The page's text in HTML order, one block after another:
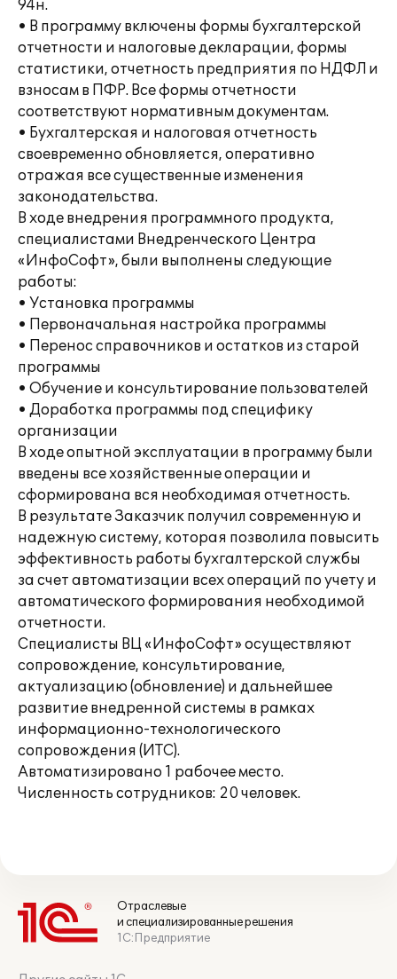
94н.
• В программу включены формы бухгалтерской
отчетности и налоговые декларации, формы
статистики, отчетность предприятия по НДФЛ и
взносам в ПФР. Все формы отчетности
соответствуют нормативным документам.
• Бухгалтерская и налоговая отчетность
своевременно обновляется, оперативно
отражая все существенные изменения
законодательства.
В ходе внедрения программного продукта,
специалистами Внедренческого Центра
«ИнфоСофт», были выполнены следующие
работы:
• Установка программы
• Первоначальная настройка программы
• Перенос справочников и остатков из старой
программы
• Обучение и консультирование пользователей
• Доработка программы под специфику
организации
В ходе опытной эксплуатации в программу были
введены все хозяйственные операции и
сформирована вся необходимая отчетность.
В результате Заказчик получил современную и
надежную систему, которая позволила повысить
эффективность работы бухгалтерской службы
за счет автоматизации всех операций по учету и
автоматического формирования необходимой
отчетности.
Специалисты ВЦ «ИнфоСофт» осуществляют
сопровождение, консультирование,
актуализацию (обновление) и дальнейшее
развитие внедренной системы в рамках
информационно-технологического
сопровождения (ИТС).
Автоматизировано 1 рабочее место.
Численность сотрудников: 20 человек.
Отраслевые
и специализированные решения
1С:Предприятие